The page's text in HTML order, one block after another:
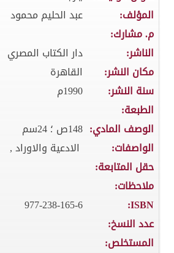
المؤلف:
عبد الحليم محمود
م. مشارك:
الناشر:
دار الكتاب المصري
مكان النشر:
القاهرة
سنة النشر:
1990م
الطبعة:
الوصف المادي: 148ص ؛ 24سم
الواصفات:
الادعية والاوراد ,
حقل المتابعة:
ملاحظات:
ISBN:
977-238-165-6
عدد النسخ:
المستخلص: